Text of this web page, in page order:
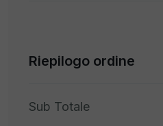
Riepilogo ordine
Sub Totale